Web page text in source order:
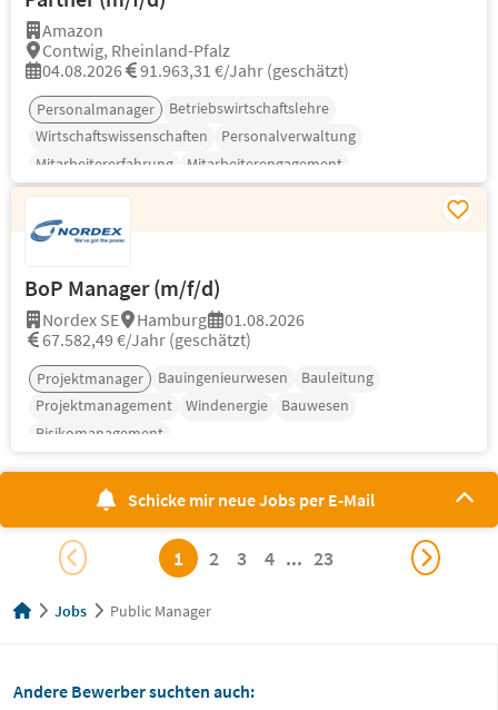
Amazon
Contwig, Rheinland-Pfalz
04.08.2026
91.963,31 €/Jahr (geschätzt)
Personalmanager
Betriebswirtschaftslehre
Wirtschaftswissenschaften
Personalverwaltung
Mitarbeitererfahrung
Mitarbeiterengagement
Mitarbeiterbeziehungen
BoP Manager (m/f/d)
Nordex SE Hamburg
01.08.2026
67.582,49 €/Jahr (geschätzt)
Projektmanager Bauingenieurwesen
Bauleitung
Projektmanagement
Windenergie
Bauwesen
Risikomanagement
Schicke mir neue Jobs per E-Mail
1 2 3 4 ... 23
Jobs Public Manager
Andere Bewerber suchten auch: